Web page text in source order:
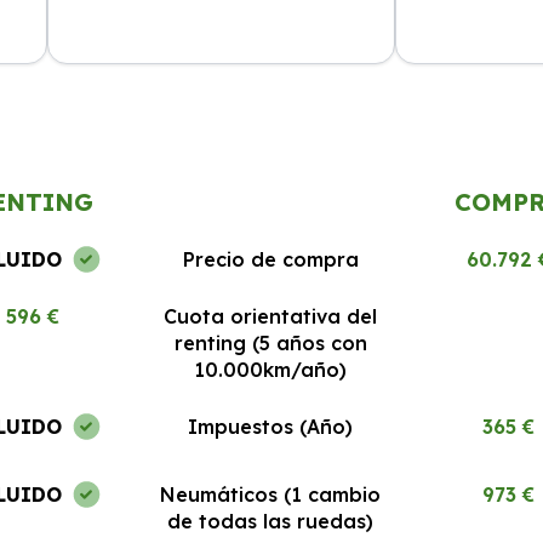
Precio de compra 60.792
596 €
Cuota orientativa del
renting (5 años con
10.000km/año)
Impuestos (Año) 365 €
Neumáticos (1 cambio
de todas las ruedas)
973 €